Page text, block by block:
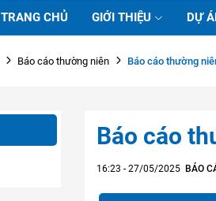
TRANG CHỦ GIỚI THIỆU DỰ
Báo cáo thường niên Báo cáo thường
Báo cáo
16:23 - 27/05/2025 BÁO